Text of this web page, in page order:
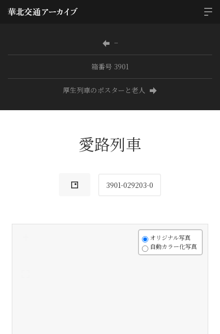
−
箱番号 3901
厚生列車のポスターと老人
愛路列車
3901-029203-0
オリジナル写真
自動カラー化写真